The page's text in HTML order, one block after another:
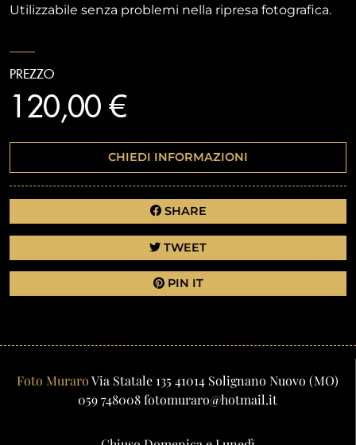
Utilizzabile senza problemi nella ripresa fotografica.
PREZZO
120,00 €
CHIEDI INFORMAZIONI
SHARE
TWEET
PIN IT
Foto MuraroVia Statale 135 41014 Solignano Nuovo (MO)
059 748008fotomuraro@hotmail.it